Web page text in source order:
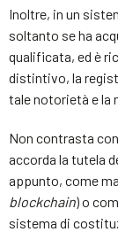
Inoltre, in un
soltanto se ha
qualificata, ed è
distintivo, la
tale notorietà e la
Non contrasta
accorda la tutela
appunto, come
blockchain) o
sistema di